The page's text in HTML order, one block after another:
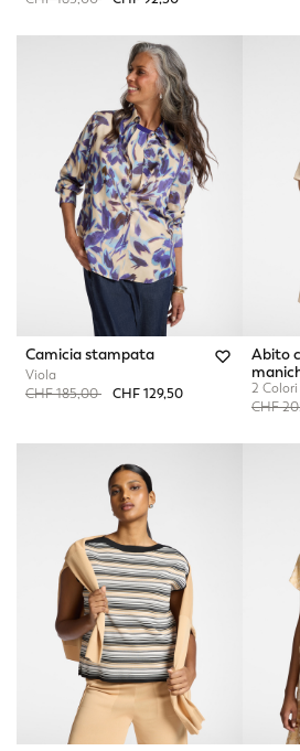
Camicia stampata
Viola
Price reduced from
CHF 185,00toCHF 129,50
Abito
2 Colori
Price
CHF